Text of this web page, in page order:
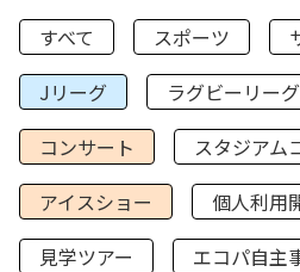
すべて スポーツ
Jリーグ
ラグビーリー
コンサート
スタジアム
アイスショー
個人利用
見学ツアー
エコパ自主